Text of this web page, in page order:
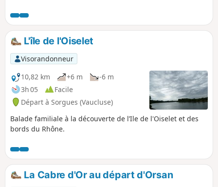
L'île de l'Oiselet
Visorandonneur
10,82 km
+6 m
-6 m
3h 05
Facile
Départ à Sorgues (Vaucluse)
Balade familiale à la découverte de l’Ile de l'Oiselet et des
bords du Rhône.
La Cabre d'Or au départ d'Orsan